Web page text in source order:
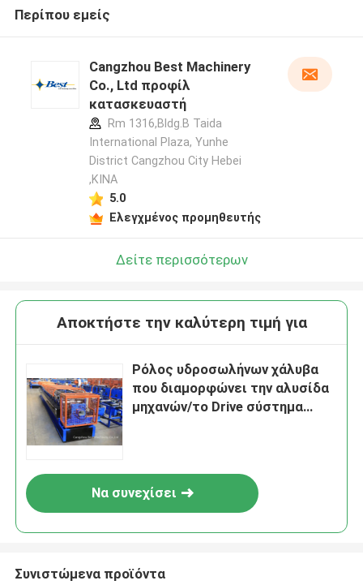
Περίπου εμείς
Cangzhou Best Machinery
Co., Ltd προφίλ
κατασκευαστή
Rm 1316,Bldg.B Taida
International Plaza, Yunhe
District Cangzhou City Hebei
,ΚΙΝΑ
5.0
Ελεγχμένος προμηθευτής
Δείτε περισσότερων
Αποκτήστε την καλύτερη τιμή για
Ρόλος υδροσωλήνων χάλυβα
που διαμορφώνει την αλυσίδα
μηχανών/το Drive σύστημα
Να συνεχίσει
Συνιστώμενα προϊόντα